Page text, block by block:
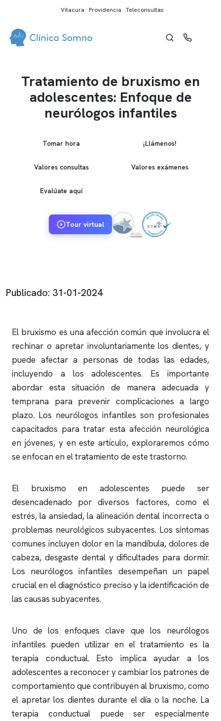
Vitacura · Providencia · Teleconsultas
Tratamiento de bruxismo en
adolescentes: Enfoque de
neurólogos infantiles
Tomar hora ¡Llámenos!
Valores consultas Valores exámenes
Evalúate aquí
Tour virtual
Publicado: 31-01-2024
El bruxismo es una afección común que involucra el
rechinar o apretar involuntariamente los dientes, y
puede afectar a personas de todas las edades,
incluyendo a los adolescentes. Es importante
abordar esta situación de manera adecuada y
temprana para prevenir complicaciones a largo
plazo. Los neurólogos infantiles son profesionales
capacitados para tratar esta afección neurológica
en jóvenes, y en este artículo, exploraremos cómo
se enfocan en el tratamiento de este trastorno.
El bruxismo en adolescentes puede ser
desencadenado por diversos factores, como el
estrés, la ansiedad, la alineación dental incorrecta o
problemas neurológicos subyacentes. Los síntomas
comunes incluyen dolor en la mandíbula, dolores de
cabeza, desgaste dental y dificultades para dormir.
Los neurólogos infantiles desempeñan un papel
crucial en el diagnóstico preciso y la identificación de
las causas subyacentes.
Uno de los enfoques clave que los neurólogos
infantiles pueden utilizar en el tratamiento es la
terapia conductual. Esto implica ayudar a los
adolescentes a reconocer y cambiar los patrones de
comportamiento que contribuyen al bruxismo, como
el apretar los dientes durante el día o la noche. La
terapia conductual puede ser especialmente